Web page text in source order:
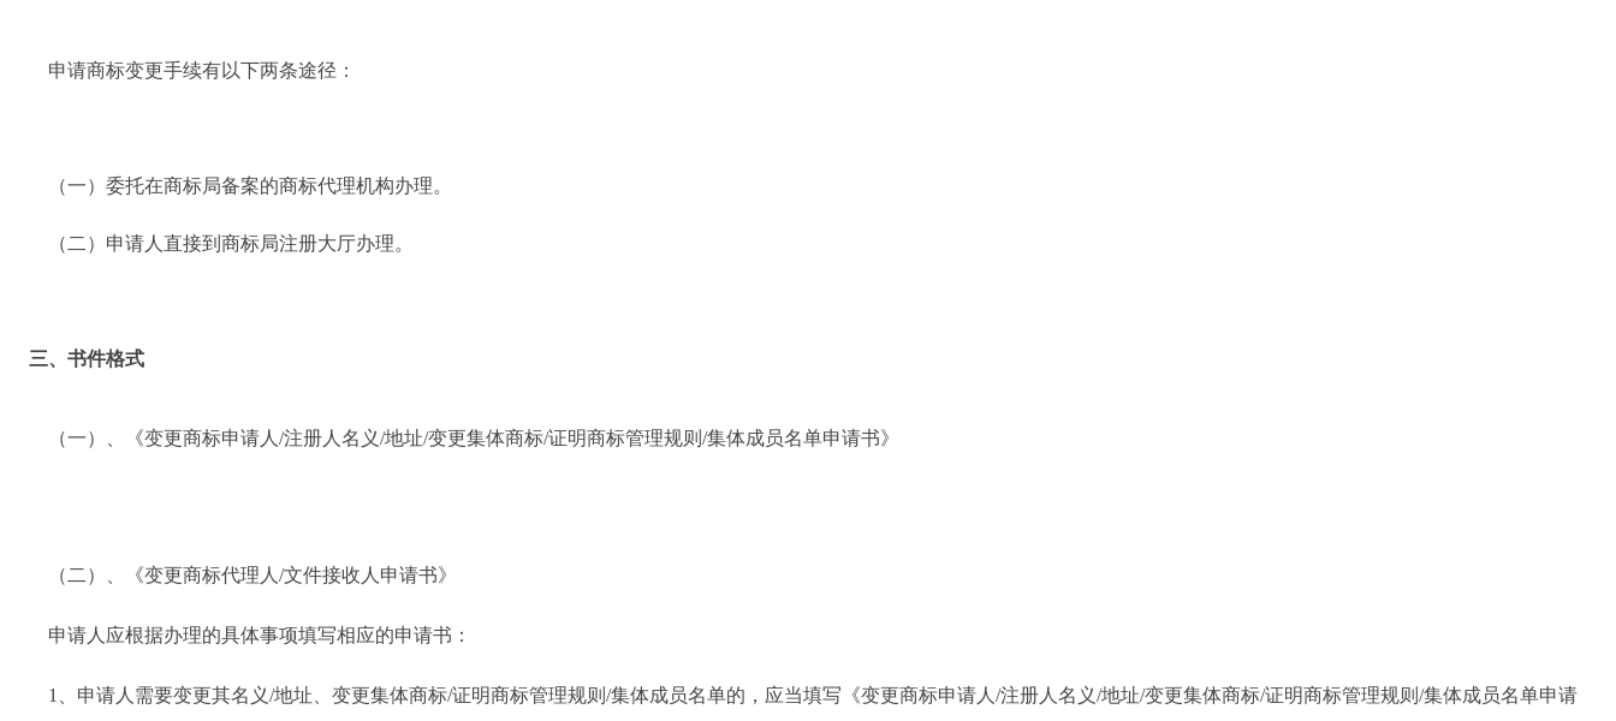
申请商标变更手续有以下两条途径：
（一）委托在商标局备案的商标代理机构办理。
（二）申请人直接到商标局注册大厅办理。
三、书件格式
（一）、《变更商标申请人/注册人名义/地址/变更集体商标/证明商标管理规则/集体成员名单申请书》
（二）、《变更商标代理人/文件接收人申请书》
申请人应根据办理的具体事项填写相应的申请书：
1、申请人需要变更其名义/地址、变更集体商标/证明商标管理规则/集体成员名单的，应当填写《变更商标申请人/注册人名义/地址/变更集体商标/证明商标管理规则/集体成员名单申请